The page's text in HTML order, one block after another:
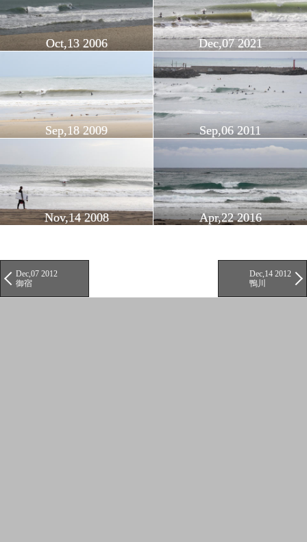
Oct,13 2006 Dec,07 2021
Sep,18 2009 Sep,06 2011
Nov,14 2008 Apr,22 2016
Dec,07 2012
御宿
Dec,14 2012
鴨川